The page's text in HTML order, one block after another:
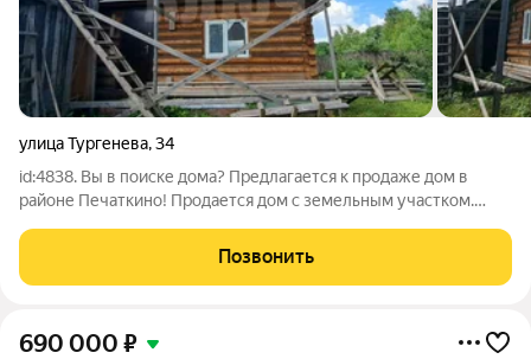
улица Тургенева,34
id:4838. Вы в поиске дома? Предлагается к продаже дом в
районе Печаткино! Продается дом с земельным участком.
Одноэтажный новый бревенчатый дом на кирпичном
фундаменте с мансардой. Также
Позвонить
690 000 ₽